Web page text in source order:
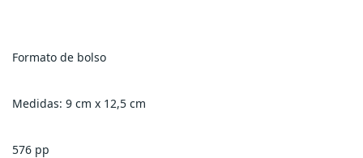
Formato de bolso
Medidas: 9 cm x 12,5 cm
576 pp